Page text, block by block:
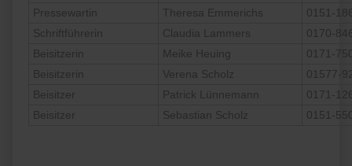
Pressewartin
Theresa Emmerichs
0151-
Schriftführerin
Claudia Lammers
0170-
Beisitzerin
Meike Heuing
0171-
Beisitzerin
Verena Scholz
01577-
Beisitzer
Patrick Lünnemann
0171-
Beisitzer
Sebastian Scholz 0151-